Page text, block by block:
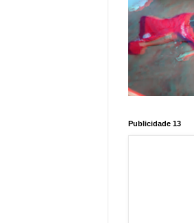
Publicidade 13